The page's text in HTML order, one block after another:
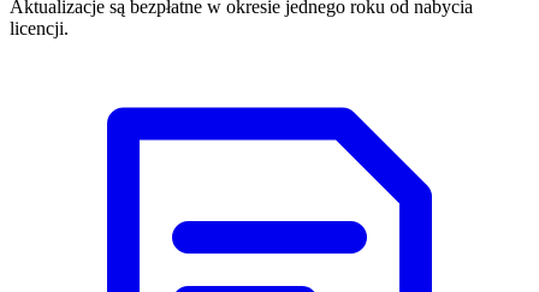
Aktualizacje są bezpłatne w okresie jednego roku od nabycia
licencji.